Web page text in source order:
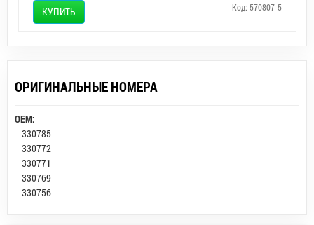
КУПИТЬ Код: 570807-5
ОРИГИНАЛЬНЫЕ НОМЕРА
OEM:
330785
330772
330771
330769
330756